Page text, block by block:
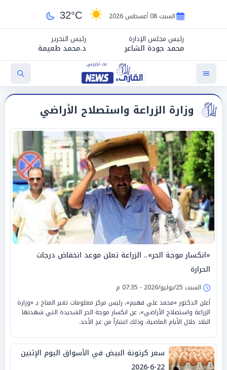
السبت 08 أغسطس 2026 32°C
رئيس مجلس الإدارة
محمد جودة الشاعر
رئيس التحرير
د.محمد طعيمة
وزارة الزراعة واستصلاح الأراضي
«انكسار موجة الحر».. الزراعة تعلن موعد انخفاض درجات
الحرارة
السبت 25/يوليو/2026 - 07:35 م
أعلن الدكتور «محمد علي فهيم»، رئيس مركز معلومات تغير المناخ بـ «وزارة
الزراعة واستصلاح الأراضي»، عن انكسار موجة الحر الشديدة التي شهدتها
البلاد خلال الأيام الماضية، وذلك اعتباراً من غدٍ الأحد.
سعر كرتونة البيض في الأسواق اليوم الإثنين
22-6-2026